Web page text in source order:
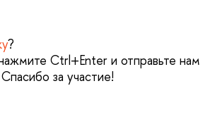
?
Ctrl+Enter и отправьте нам
за участие!